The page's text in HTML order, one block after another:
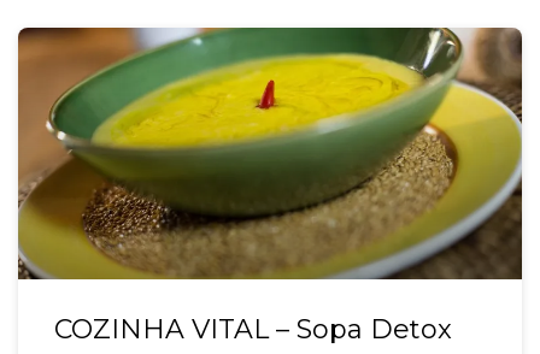
COZINHA VITAL – Sopa Detox